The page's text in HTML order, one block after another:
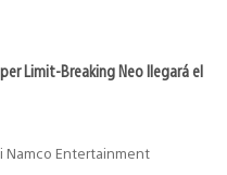
Limit-Breaking Neo llegará el
Namco Entertainment